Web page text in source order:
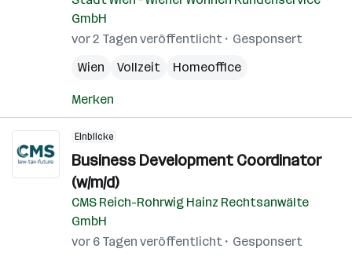
GmbH
vor 2 Tagen veröffentlicht
Gesponsert
Wien
Vollzeit Homeoffice
Merken
Einblicke
Business Development Coordinator
(w/m/d)
CMS Reich-Rohrwig Hainz Rechtsanwälte
GmbH
vor 6 Tagen veröffentlicht
Gesponsert